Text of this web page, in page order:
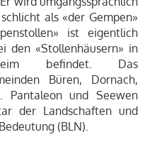
als «der Gempen»
ist eigentlich
den «Stollenhäusern» in
befindet. Das
Büren, Dornach,
Pantaleon und Seewen
der Landschaften und
(BLN).